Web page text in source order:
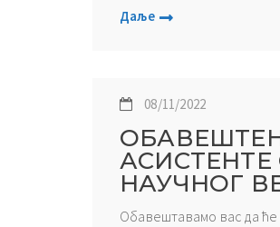
Даље
08/11/2022
НАУЧНОГ
Обавештавамо вас да ће